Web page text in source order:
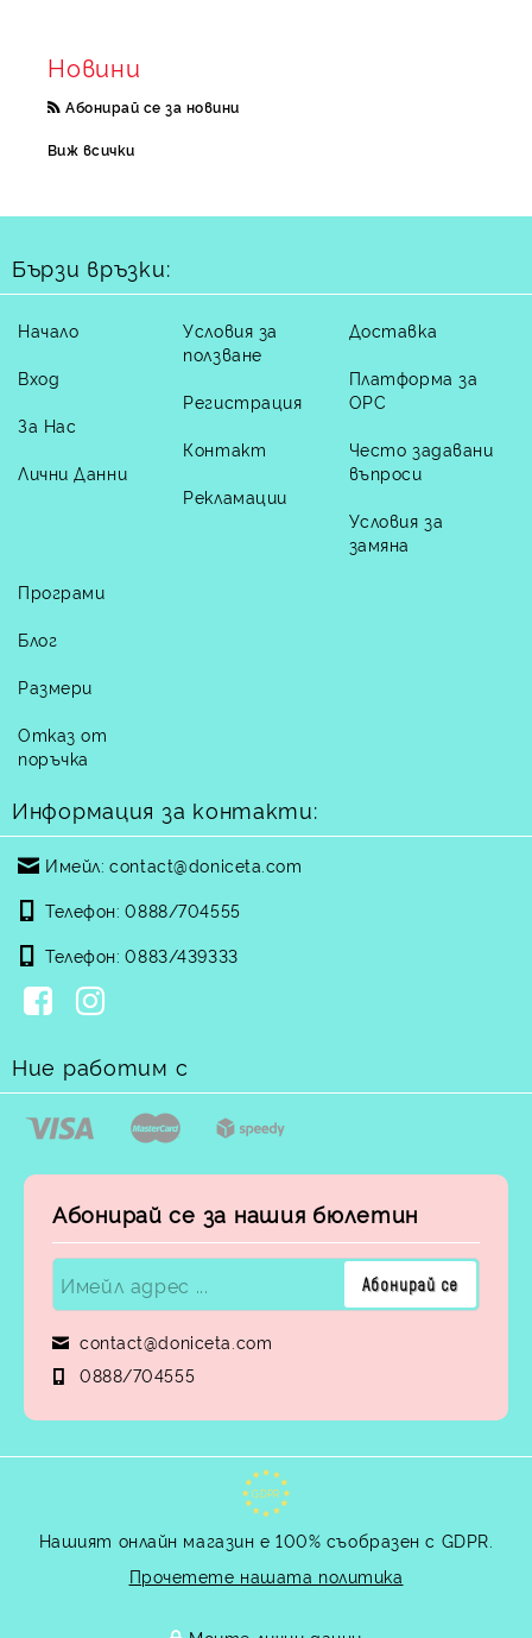
Новини
Абонирай се за новини
Виж всички
Бързи връзки:
Начало
Вход
За Нас
Лични Данни
Условия за
ползване
Регистрация
Контакт
Рекламации
Доставка
Платформа за
ОРС
Често задавани
въпроси
Условия за
замяна
Програми
Блог
Размери
Отказ от
поръчка
Информация за контакти:
Имейл: contact@doniceta.com
Телефон: 0888/704555
Телефон: 0883/439333
Ние работим с
Абонирай се за нашия бюлетин
contact@doniceta.com
0888/704555
GDPR
Нашият онлайн магазин е 100% съобразен с GDPR.
Прочетете нашата политика